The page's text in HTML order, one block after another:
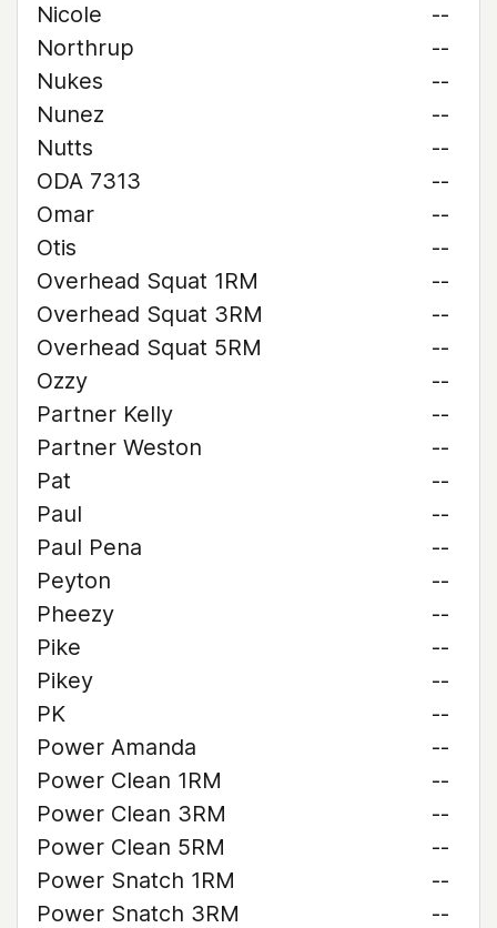
Nicole
--
Northrup
--
Nukes
--
Nunez
--
Nutts
--
ODA 7313
--
Omar
--
Otis
--
Overhead Squat 1RM
--
Overhead Squat 3RM
--
Overhead Squat 5RM
--
Ozzy
--
Partner Kelly
--
Partner Weston
--
Pat
--
Paul
--
Paul Pena
--
Peyton
--
Pheezy
--
Pike
--
Pikey
--
PK
--
Power Amanda
--
Power Clean 1RM
--
Power Clean 3RM
--
Power Clean 5RM
--
Power Snatch 1RM
--
Power Snatch 3RM
--